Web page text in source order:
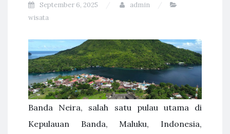
September 6, 2025
admin
wisata
Banda Neira, salah satu pulau utama di
Kepulauan Banda, Maluku, Indonesia,